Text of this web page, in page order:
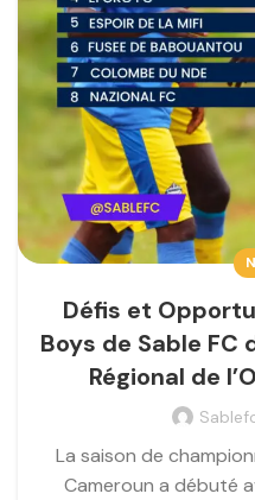
Défis et
Boys de Sable FC
Régional de
La saison de
Cameroun a débuté